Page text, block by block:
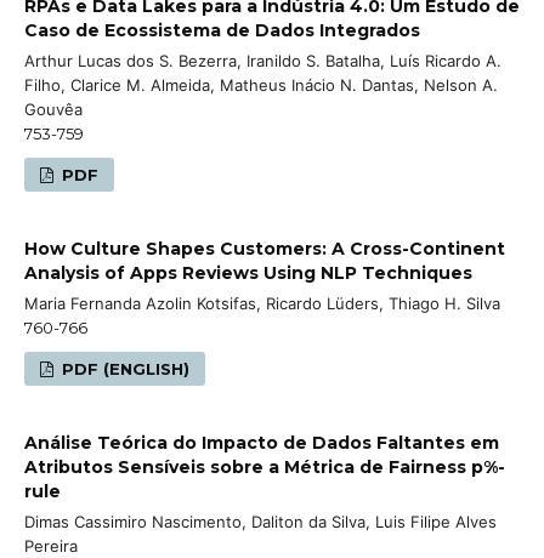
RPAs e Data Lakes para a Indústria 4.0: Um Estudo de
Caso de Ecossistema de Dados Integrados
Arthur Lucas dos S. Bezerra, Iranildo S. Batalha, Luís Ricardo A.
Filho, Clarice M. Almeida, Matheus Inácio N. Dantas, Nelson A.
Gouvêa
753-759
PDF
How Culture Shapes Customers: A Cross-Continent
Analysis of Apps Reviews Using NLP Techniques
Maria Fernanda Azolin Kotsifas, Ricardo Lüders, Thiago H. Silva
760-766
PDF (ENGLISH)
Análise Teórica do Impacto de Dados Faltantes em
Atributos Sensíveis sobre a Métrica de Fairness p%-
rule
Dimas Cassimiro Nascimento, Daliton da Silva, Luis Filipe Alves
Pereira